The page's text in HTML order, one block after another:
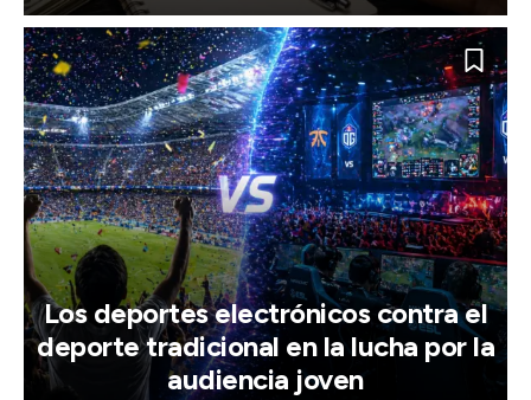
Los deportes electrónicos contra el
deporte tradicional en la lucha por la
audiencia joven